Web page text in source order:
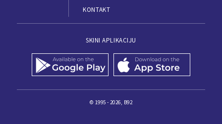
KONTAKT
SKINI APLIKACIJU
© 1995 - 2026, B92